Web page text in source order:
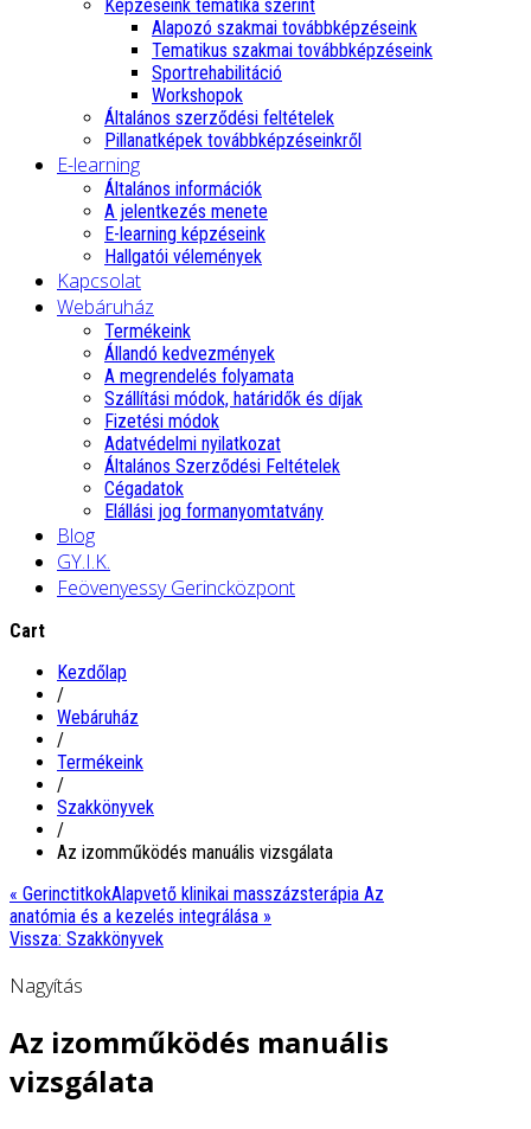
Képzéseink tematika szerint
Alapozó szakmai továbbképzéseink
Tematikus szakmai továbbképzéseink
Sportrehabilitáció
Workshopok
Általános szerződési feltételek
Pillanatképek továbbképzéseinkről
E-learning
Általános információk
A jelentkezés menete
E-learning képzéseink
Hallgatói vélemények
Kapcsolat
Webáruház
Termékeink
Állandó kedvezmények
A megrendelés folyamata
Szállítási módok, határidők és díjak
Fizetési módok
Adatvédelmi nyilatkozat
Általános Szerződési Feltételek
Cégadatok
Elállási jog formanyomtatvány
Blog
GY.I.K.
Feövenyessy Gerincközpont
Cart
Kezdőlap
/
Webáruház
/
Termékeink
/
Szakkönyvek
/
Az izomműködés manuális vizsgálata
« GerinctitkokAlapvető klinikai masszázsterápia Az
anatómia és a kezelés integrálása »
Vissza: Szakkönyvek
Nagyítás
Az izomműködés manuális
vizsgálata